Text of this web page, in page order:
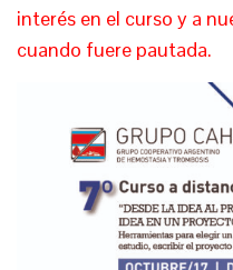
interés en el curso y a
cuando fuere pautada.